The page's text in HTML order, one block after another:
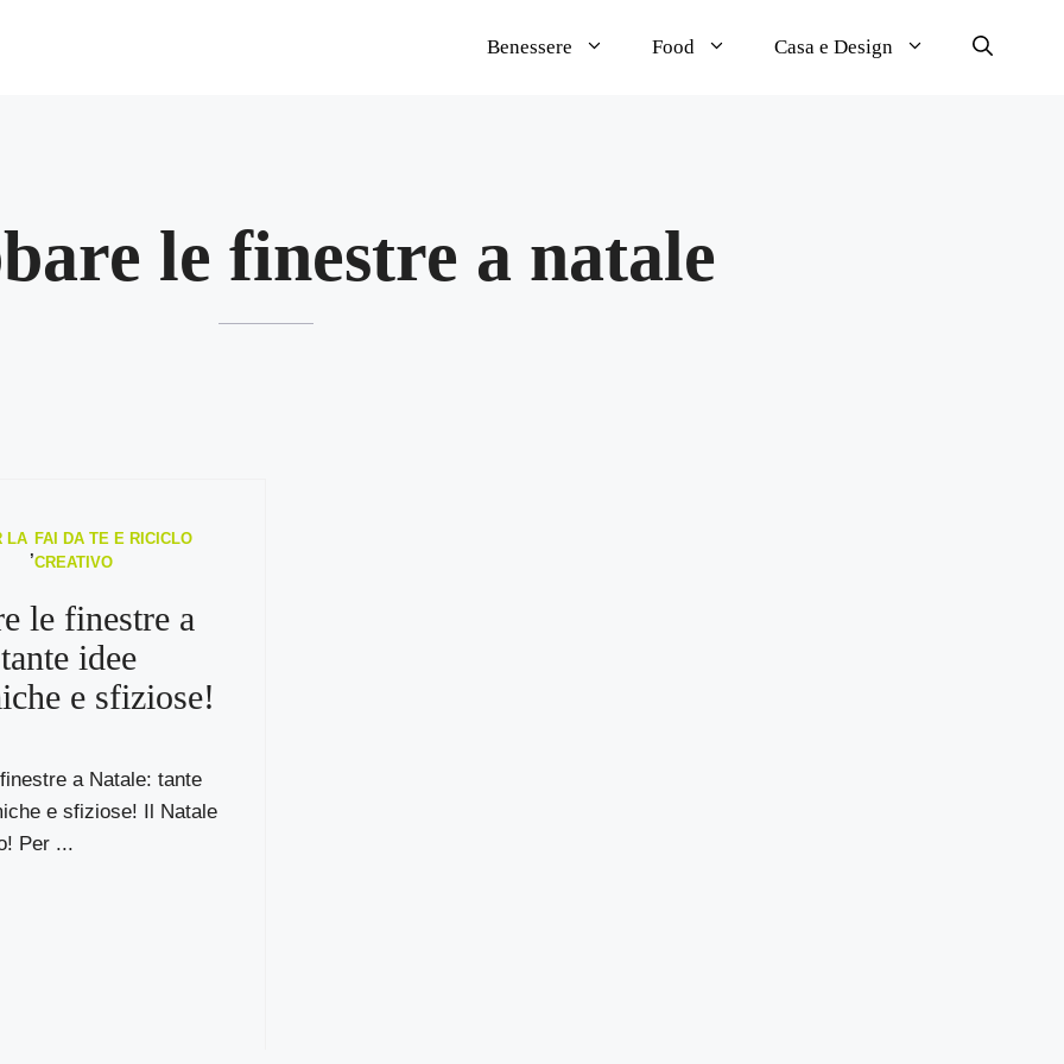
Benessere Food Casa e Design
le finestre a natale
LA
,
FAI DA TE E RICICLO
CREATIVO
le finestre a
idee
e sfiziose!
a Natale: tante
e sfiziose! Il Natale
Per ...